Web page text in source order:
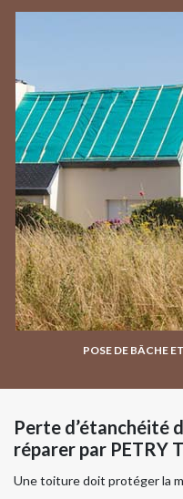
POSE DE BÂCHE
Perte d’étanchéité
réparer par PETRY
Une toiture doit protéger la